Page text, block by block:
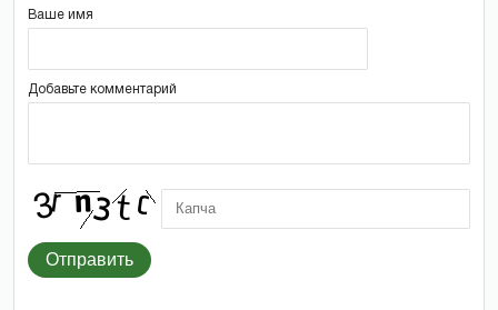
Ваше имя
Добавьте комментарий
Отправить